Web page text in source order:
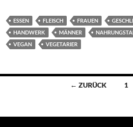
ESSEN FLEISCH FRAUEN
HANDWERK
MÄNNER
VEGAN
VEGETARIER
Beitragsnavigation
← ZURÜCK 1